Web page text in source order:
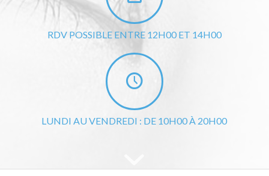
RDV POSSIBLE ENTRE 12H00 ET 14H00
LUNDI AU VENDREDI : DE 10H00 À 20H00